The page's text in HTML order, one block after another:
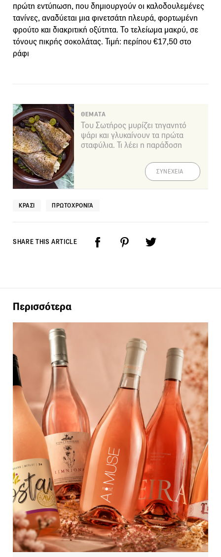
πρώτη εντύπωση, που δημιουργούν οι καλοδουλεμένες
τανίνες, αναδύεται μια φινετσάτη πλευρά, φορτωμένη
φρούτο και διακριτική οξύτητα. Το τελείωμα μακρύ, σε
τόνους πικρής σοκολάτας. Τιμή: περίπου €17,50 στο
ράφι
ΘΕΜΑΤΑ
Του Σωτήρος μυρίζει τηγανητό
ψάρι και γλυκαίνουν τα πρώτα
σταφύλια. Τι λέει η παράδοση
ΣΥΝΕΧΕΙΑ
ΚΡΑΣΊ ΠΡΩΤΟΧΡΟΝΙΆ
SHARE THIS ARTICLE
Περισσότερα